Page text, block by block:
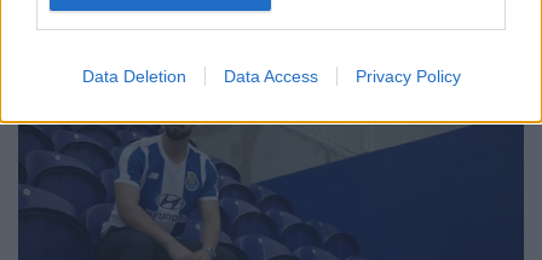
Data Deletion Data Access Privacy Policy
7/08/2026